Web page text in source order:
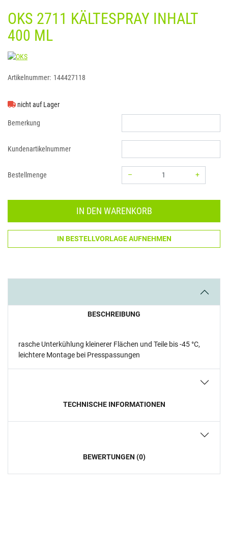
OKS 2711 KÄLTESPRAY INHALT
400 ML
OKS
Artikelnummer: 144427118
nicht auf Lager
Bemerkung
Kundenartikelnummer
Bestellmenge –
+
IN DEN WARENKORB
IN BESTELLVORLAGE AUFNEHMEN
BESCHREIBUNG
rasche Unterkühlung kleinerer Flächen und Teile bis -45 °C,
leichtere Montage bei Presspassungen
TECHNISCHE INFORMATIONEN
BEWERTUNGEN (0)